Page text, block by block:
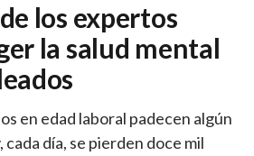
los expertos
la salud mental
en edad laboral padecen algún
día, se pierden doce mil